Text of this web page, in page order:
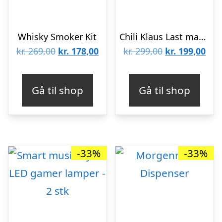
Whisky Smoker Kit
kr.269,00 Den
var:
kr. 269,00.
kr. 178,00Den
kr. 178,00.
Gå til shop
Chili Klaus Last man standing – spil
kr.299,00 Den
var:
kr. 299,00.
kr. 199,00Den
kr.
Gå til shop
-33% -33%